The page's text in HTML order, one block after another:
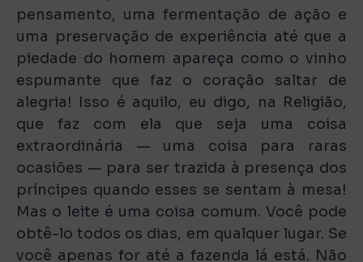
pensamento, uma fermentação de ação e
uma preservação de experiência até que a
piedade do homem apareça como o vinho
espumante que faz o coração saltar de
alegria! Isso é aquilo, eu digo, na Religião,
que faz com ela que seja uma coisa
extraordinária — uma coisa para raras
ocasiões — para ser trazida à presença dos
príncipes quando esses se sentam à mesa!
Mas o leite é uma coisa comum. Você pode
obtê-lo todos os dias, em qualquer lugar. Se
você apenas for até a fazenda lá está. Não